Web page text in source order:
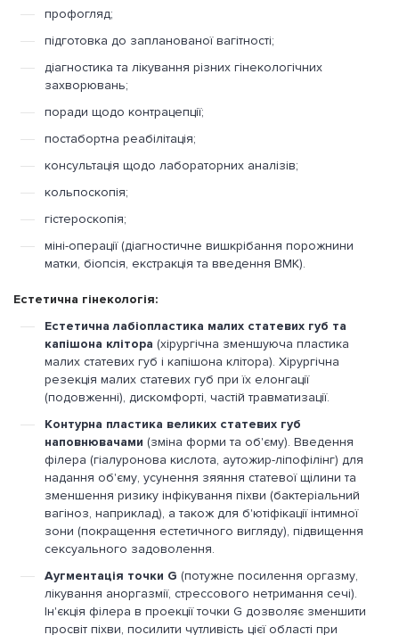
профогляд;
підготовка до запланованої вагітності;
діагностика та лікування різних гінекологічних
захворювань;
поради щодо контрацепції;
постабортна реабілітація;
консультація щодо лабораторних аналізів;
кольпоскопія;
гістероскопія;
міні-операції (діагностичне вишкрібання порожнини
матки, біопсія, екстракція та введення ВМК).
Естетична гінекологія:
Естетична лабіопластика малих статевих губ та
капішона клітора (хірургічна зменшуюча пластика
малих статевих губ і капішона клітора). Хірургічна
резекція малих статевих губ при їх елонгації
(подовженні), дискомфорті, частій травматизації.
Контурна пластика великих статевих губ
наповнювачами (зміна форми та об'єму). Введення
філера (гіалуронова кислота, аутожир-ліпофілінг) для
надання об'єму, усунення зяяння статевої щілини та
зменшення ризику інфікування піхви (бактеріальний
вагіноз, наприклад), а також для б'ютіфікації інтимної
зони (покращення естетичного вигляду), підвищення
сексуального задоволення.
Аугментація точки G (потужне посилення оргазму,
лікування аноргазмії, стрессового нетримання сечі).
Ін'єкція філера в проекції точки G дозволяє зменшити
просвіт піхви, посилити чутливість цієї області при